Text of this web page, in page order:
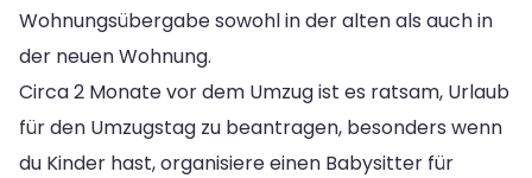
Wohnungsübergabe sowohl in der alten als auch in
der neuen Wohnung.
Circa 2 Monate vor dem Umzug ist es ratsam, Urlaub
für den Umzugstag zu beantragen, besonders wenn
du Kinder hast, organisiere einen Babysitter für